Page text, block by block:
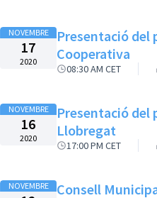
NOVEMBRE
17
2020
Presentació del
Cooperativa
08:30 AM CET
NOVEMBRE
16
2020
Presentació del
Llobregat
17:00 PM CET
NOVEMBRE Consell